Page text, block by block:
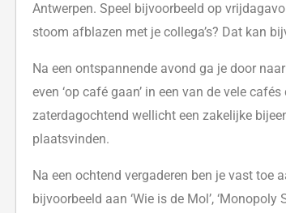
Antwerpen. Speel bijvoorbeeld op
stoom afblazen met je collega’s? Dat kan
Na een ontspannende avond ga je door
even ‘op café gaan’ in een van de vele
zaterdagochtend wellicht een zakelijke
plaatsvinden.
Na een ochtend vergaderen ben je vast toe
bijvoorbeeld aan ‘Wie is de Mol’, ‘Monopoly